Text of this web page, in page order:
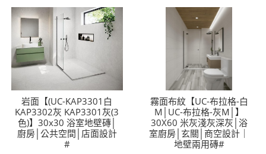
岩面【(UC-KAP3301白
KAP3302灰 KAP3301灰(3
色)】30x30 浴室地壁磚│
廚房│公共空間│店面設計
#
霧面布紋【UC-布拉格-白
M│UC-布拉格-灰M│】
30X60 米灰淺灰深灰│浴
室廚房│玄關│商空設計｜
地壁兩用磚#